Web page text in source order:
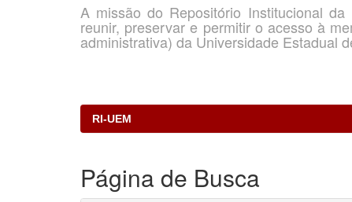
A missão do Repositório Institucional
reunir, preservar e permitir o acesso à
administrativa) da Universidade Estadual
RI-UEM
Página de Busca